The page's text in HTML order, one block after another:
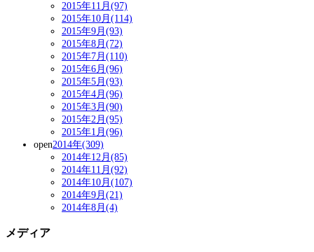
2015年11月(97)
2015年10月(114)
2015年9月(93)
2015年8月(72)
2015年7月(110)
2015年6月(96)
2015年5月(93)
2015年4月(96)
2015年3月(90)
2015年2月(95)
2015年1月(96)
open2014年(309)
2014年12月(85)
2014年11月(92)
2014年10月(107)
2014年9月(21)
2014年8月(4)
メディア